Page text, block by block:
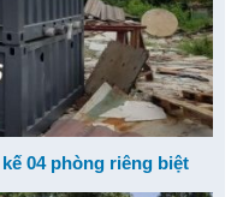
04 phòng riêng biệt